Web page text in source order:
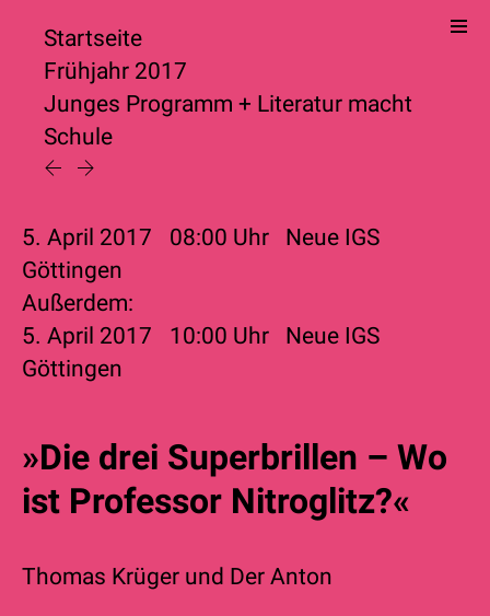
Startseite
Frühjahr 2017
Junges Programm + Literatur macht
Schule
5. April 2017 08:00 Uhr
Neue IGS
Göttingen
Außerdem:
5. April 2017
10:00 Uhr
Neue IGS
Göttingen
»Die drei Superbrillen – Wo
ist Professor Nitroglitz?«
Thomas Krüger und Der Anton